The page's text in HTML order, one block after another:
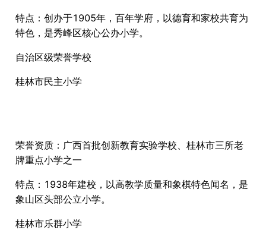
特点：创办于1905年，百年学府，以德育和家校共育为
特色，是秀峰区核心公办小学。
自治区级荣誉学校
桂林市民主小学
荣誉资质：广西首批创新教育实验学校、桂林市三所老
牌重点小学之一
特点：1938年建校，以高教学质量和象棋特色闻名，是
象山区头部公立小学。
桂林市乐群小学